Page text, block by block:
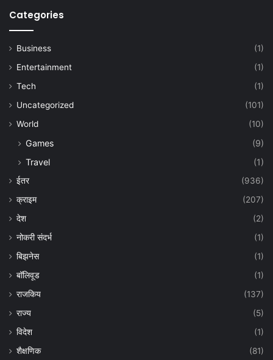
Categories
Business
(1)
Entertainment
(1)
Tech
(1)
Uncategorized
(101)
World
(10)
Games
(9)
Travel
(1)
ईतर
(936)
क्राइम
(207)
देश
(2)
नोकरी संदर्भ
(1)
बिझनेस
(1)
बॉलिवूड
(1)
राजकिय
(137)
राज्य
(5)
विदेश
(1)
शैक्षणिक
(81)